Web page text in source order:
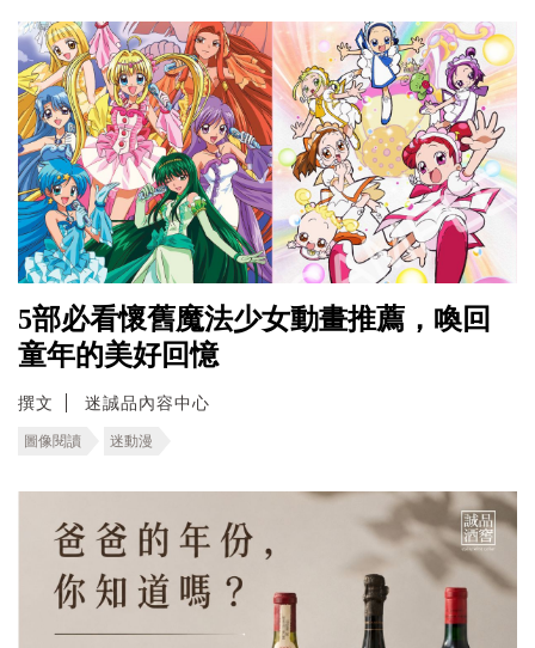
5部必看懷舊魔法少女動畫推薦，喚回
童年的美好回憶
撰文 迷誠品內容中心
圖像閱讀 迷動漫